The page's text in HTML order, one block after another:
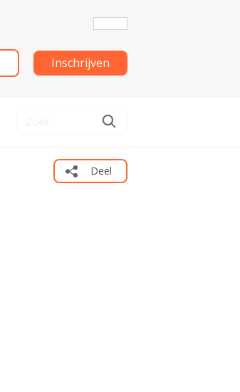
Inschrijven
Deel